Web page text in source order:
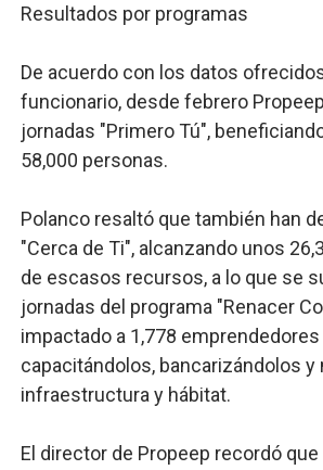
Resultados por programas
De acuerdo con los datos
funcionario, desde febrero
jornadas "Primero Tú",
58,000 personas.
Polanco resaltó que también han
"Cerca de Ti", alcanzando unos
de escasos recursos, a lo que se
jornadas del programa "Renacer
impactado a 1,778
capacitándolos, bancarizándolos y
infraestructura y hábitat.
El director de Propeep recordó